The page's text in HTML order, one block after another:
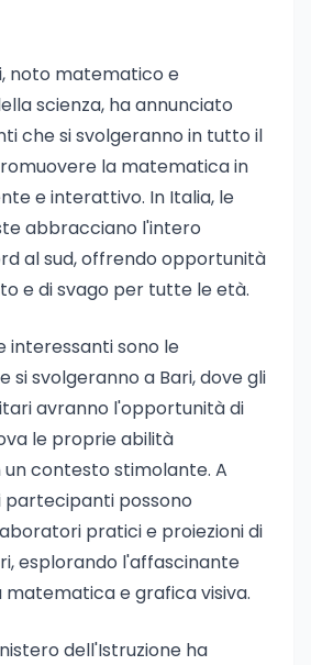
noto matematico e
scienza, ha annunciato
che si svolgeranno in tutto il
la matematica in
e interattivo. In Italia, le
abbracciano l'intero
al sud, offrendo opportunità
e di svago per tutte le età.
interessanti sono le
si svolgeranno a Bari, dove gli
avranno l'opportunità di
le proprie abilità
contesto stimolante. A
partecipanti possono
pratici e proiezioni di
esplorando l'affascinante
e grafica visiva.
dell'Istruzione ha